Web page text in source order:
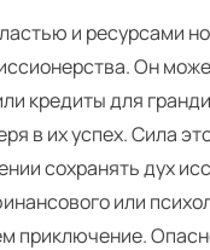
и ресурсами
Он
кредиты для
в их успех. Сила
сохранять дух
или
приключение.